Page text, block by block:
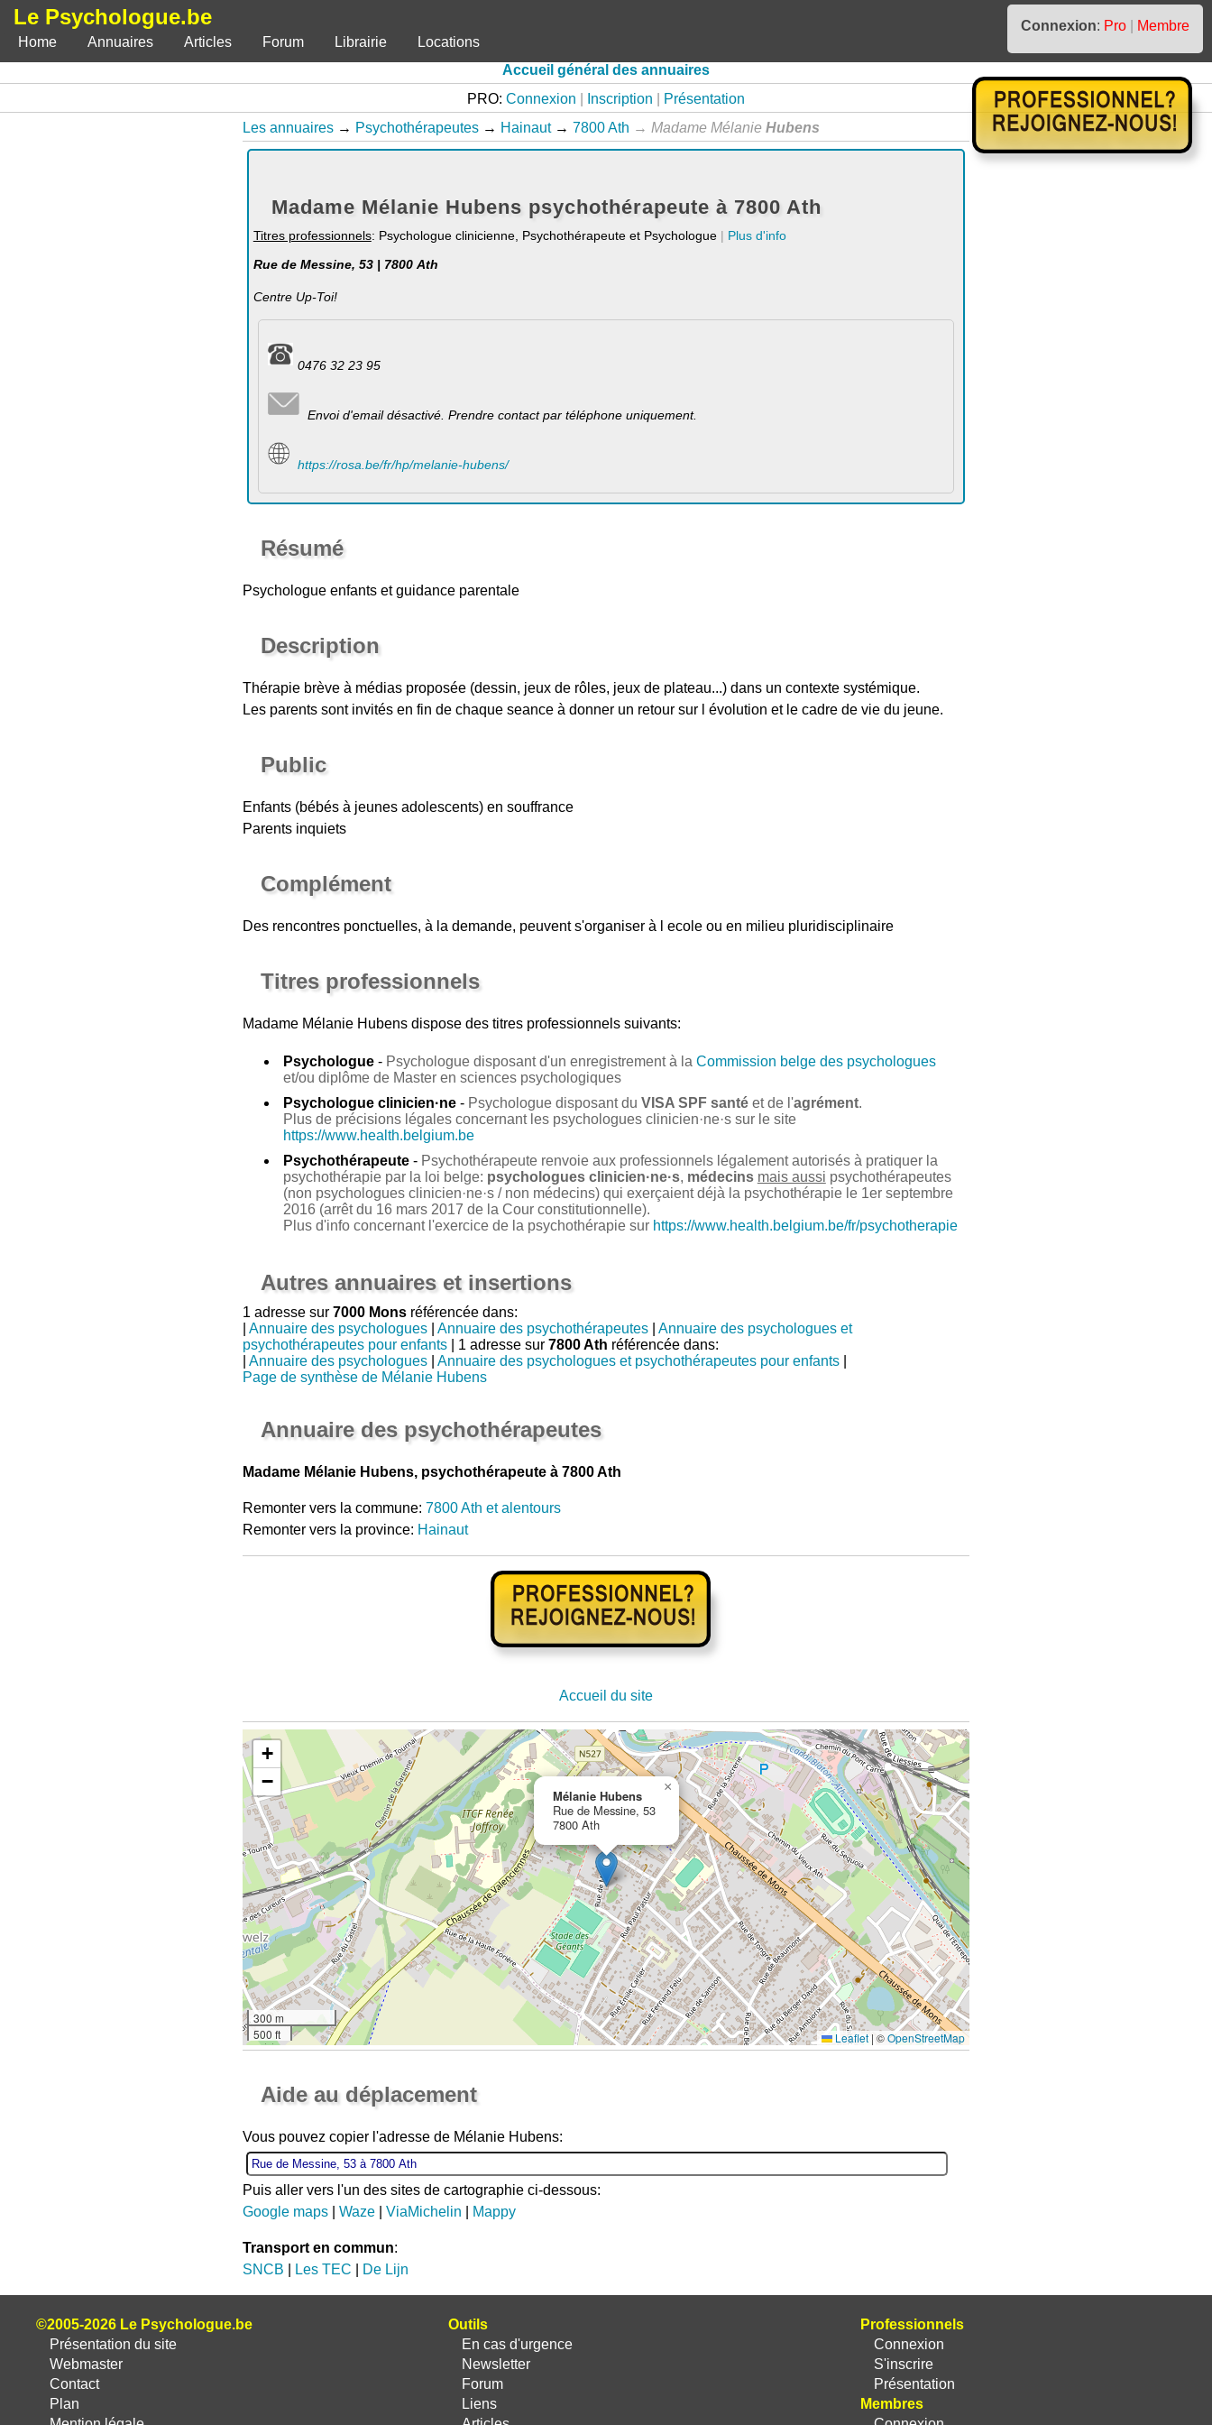
Le Psychologue.be Connexion: Pro
Membre
Home
Annuaires Articles Forum Librairie
Locations
Accueil général des annuaires
PRO: Connexion Inscription
Présentation
Les annuaires → Psychothérapeutes → Hainaut → 7800 Ath → Madame Mélanie Hubens
Madame Mélanie Hubens psychothérapeute à 7800 Ath
Titres professionnels: Psychologue clinicienne, Psychothérapeute et Psychologue | Plus d'info
Rue de Messine, 53 | 7800 Ath
Centre Up-Toi!
0476 32 23 95
Envoi d'email désactivé. Prendre contact par téléphone uniquement.
https://rosa.be/fr/hp/melanie-hubens/
Résumé
Psychologue enfants et guidance parentale
Description
Thérapie brève à médias proposée (dessin, jeux de rôles, jeux de plateau...) dans un contexte systémique.
Les parents sont invités en fin de chaque seance à donner un retour sur l évolution et le cadre de vie du jeune.
Public
Enfants (bébés à jeunes adolescents) en souffrance
Parents inquiets
Complément
Des rencontres ponctuelles, à la demande, peuvent s'organiser à l ecole ou en milieu pluridisciplinaire
Titres professionnels
Madame Mélanie Hubensdispose des titres professionnels suivants:
Psychologue- Psychologue disposant d'un enregistrement à la Commission belge des psychologues
et/ou diplôme de Master en sciences psychologiques
Psychologue clinicien·ne- Psychologue disposant du VISA SPF santéet de l'agrément.
Plus de précisions légales concernant les psychologues clinicien·ne·s sur le site
https://www.health.belgium.be
Psychothérapeute- Psychothérapeute renvoie aux professionnels légalement autorisés à pratiquer la
psychothérapie par la loi belge: psychologues clinicien·ne·s, médecins mais aussi psychothérapeutes
(non psychologues clinicien·ne·s / non médecins) qui exerçaient déjà la psychothérapie le 1er septembre
2016 (arrêt du 16 mars 2017 de la Cour constitutionnelle).
Plus d'info concernant l'exercice de la psychothérapie sur https://www.health.belgium.be/fr/psychotherapie
Autres annuaires et insertions
1 adresse sur 7000 Monsréférencée dans:
Annuaire des psychologues| Annuaire des psychothérapeutes| Annuaire des psychologues et
psychothérapeutes pour enfants| 1 adresse sur 7800 Ath référencée dans:
Annuaire des psychologues| Annuaire des psychologues et psychothérapeutes pour enfants|
Page de synthèse de Mélanie Hubens
Annuaire des psychothérapeutes
Madame Mélanie Hubens, psychothérapeute à 7800 Ath
Remonter vers la commune: 7800 Ath et alentours
Remonter vers la province: Hainaut
Accueil du site
Mélanie Hubens
Rue de Messine, 53
7800 Ath
×
+
−
300 m
500 ft
Leaflet | ©OpenStreetMap
Aide au déplacement
Vous pouvez copier l'adresse de Mélanie Hubens:
Puis aller vers l'un des sites de cartographie ci-dessous:
Google maps| Waze| ViaMichelin Mappy
Transport en commun:
SNCB
Les TEC De Lijn
©2005-2026 Le Psychologue.be
Présentation du site
Webmaster
Contact
Plan
Professionnels
Connexion
S'inscrire
Présentation
Membres
Outils
En cas d'urgence
Newsletter
Forum
Liens